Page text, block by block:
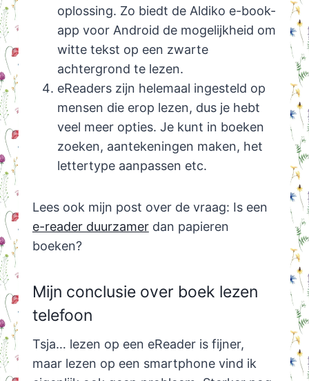
oplossing. Zo biedt de Aldiko e-book-
app voor Android de mogelijkheid om
witte tekst op een zwarte
achtergrond te lezen.
eReaders zijn helemaal ingesteld op
mensen die erop lezen, dus je hebt
veel meer opties. Je kunt in boeken
zoeken, aantekeningen maken, het
lettertype aanpassen etc.
Lees ook mijn post over de vraag: Is een
e-reader duurzamerdan papieren
boeken?
Mijn conclusie over boek lezen
telefoon
Tsja… lezen op een eReader is fijner,
maar lezen op een smartphone vind ik